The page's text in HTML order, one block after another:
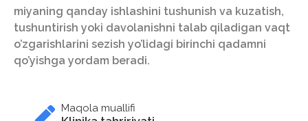
miyaning qanday ishlashini tushunish va kuzatish,
tushuntirish yoki davolanishni talab qiladigan vaqt
o’zgarishlarini sezish yo’lidagi birinchi qadamni
qo’yishga yordam beradi.
Maqola muallifi